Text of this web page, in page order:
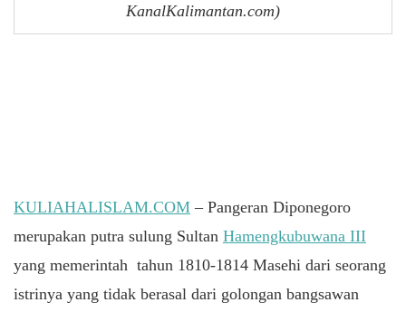
KanalKalimantan.com)
KULIAHALISLAM.COM – Pangeran Diponegoro
merupakan putra sulung Sultan Hamengkubuwana III
yang memerintah tahun 1810-1814 Masehi dari seorang
istrinya yang tidak berasal dari golongan bangsawan